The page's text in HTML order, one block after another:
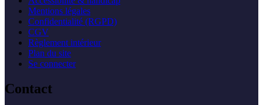
Mentions légales
Confidentialité (RGPD)
CGV
Règlement intérieur
Plan du site
Se connecter
Contact